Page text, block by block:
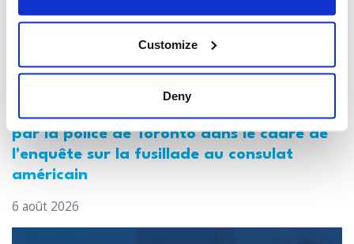
Customize
Deny
Le CIJA réagit aux arrestations effectuées
par la police de Toronto dans le cadre de
l'enquête sur la fusillade au consulat
américain
6 août 2026